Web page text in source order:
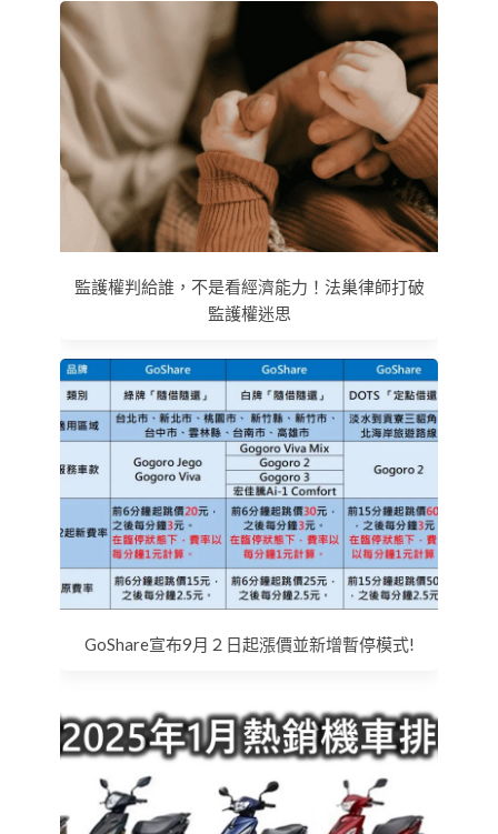
監護權判給誰，不是看經濟能力！法巢律師打破
監護權迷思
GoShare宣布9月２日起漲價並新增暫停模式!